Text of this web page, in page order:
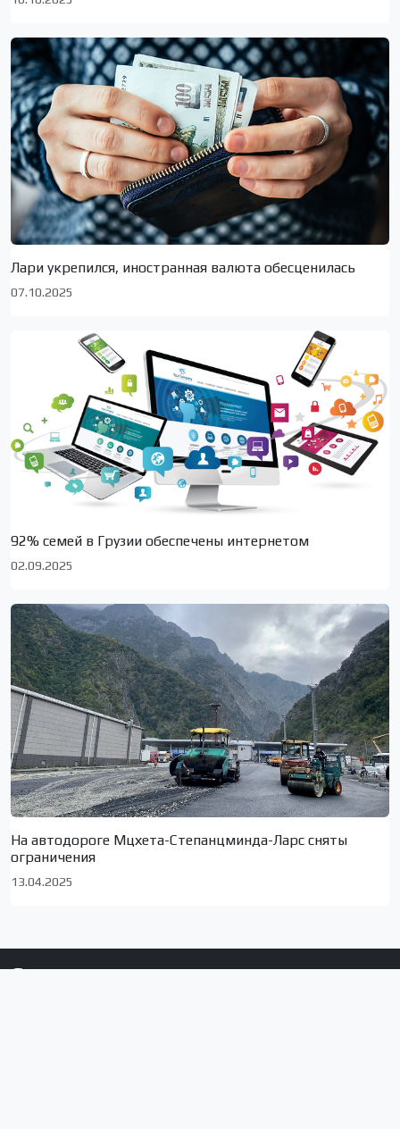
Лари укрепился, иностранная валюта обесценилась
07.10.2025
92% семей в Грузии обеспечены интернетом
02.09.2025
На автодороге Мцхета-Степанцминда-Ларс сняты
ограничения
13.04.2025
Сюжеты по локациям